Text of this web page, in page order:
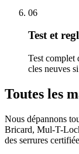
06
Test et
Test complet
cles neuves
Toutes les
Nous dépannons
Bricard, Mul-T-
des serrures